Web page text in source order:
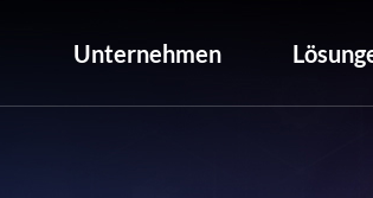
Unternehmen